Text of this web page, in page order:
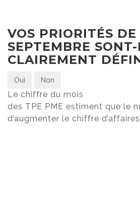
VOS PRIORITÉS DE
SEPTEMBRE SONT-
CLAIREMENT
Oui Non
Le chiffre du mois
des TPE PME estiment que le
d’augmenter le chiffre d’affaires